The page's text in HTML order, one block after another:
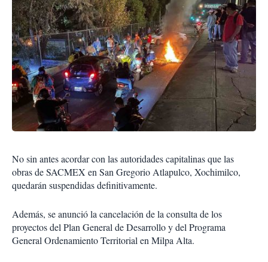
No sin antes acordar con las autoridades capitalinas que las
obras de SACMEX en San Gregorio Atlapulco, Xochimilco,
quedarán suspendidas definitivamente.
Además, se anunció la cancelación de la consulta de los
proyectos del Plan General de Desarrollo y del Programa
General Ordenamiento Territorial en Milpa Alta.